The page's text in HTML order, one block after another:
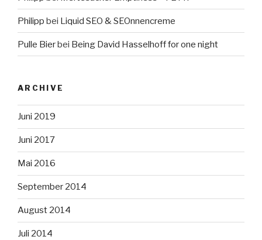
Philipp bei Liquid SEO & SEOnnencreme
Pulle Bierbei Being David Hasselhoff for one night
ARCHIVE
Juni 2019
Juni 2017
Mai 2016
September 2014
August 2014
Juli 2014